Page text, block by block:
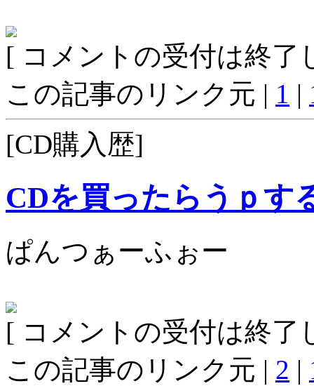
[ コメントの受付は終了
この記事のリンク元 | 1 |
[CD購入歴]
CDを買ったらうｐす
ぱんつぁーふぉー
[ コメントの受付は終了
この記事のリンク元 | 2 |